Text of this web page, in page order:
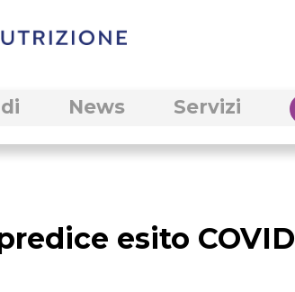
News Servizi
esito COVID